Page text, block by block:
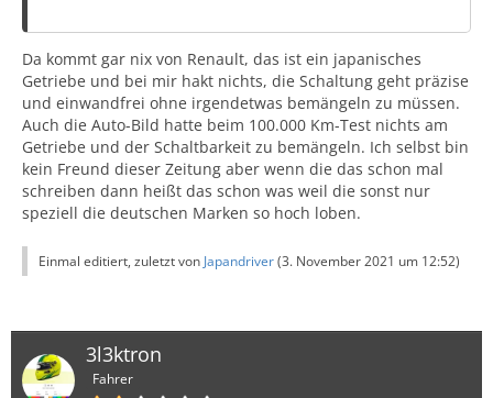
Da kommt gar nix von Renault, das ist ein japanisches
Getriebe und bei mir hakt nichts, die Schaltung geht präzise
und einwandfrei ohne irgendetwas bemängeln zu müssen.
Auch die Auto-Bild hatte beim 100.000 Km-Test nichts am
Getriebe und der Schaltbarkeit zu bemängeln. Ich selbst bin
kein Freund dieser Zeitung aber wenn die das schon mal
schreiben dann heißt das schon was weil die sonst nur
speziell die deutschen Marken so hoch loben.
Einmal editiert, zuletzt von Japandriver(3. November 2021 um 12:52)
3l3ktron
Fahrer